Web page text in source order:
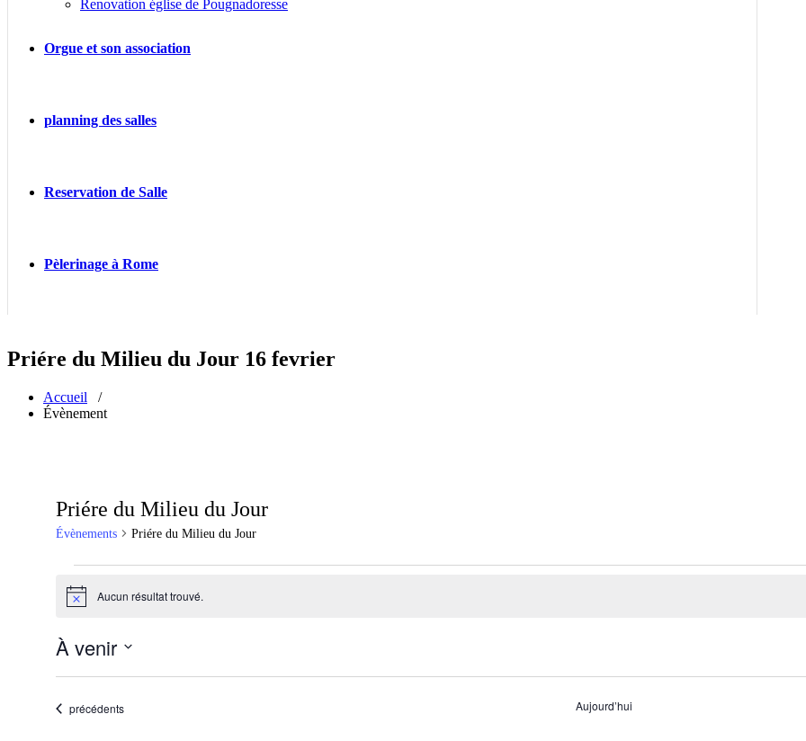
Renovation église de Pougnadoresse
Orgue et son association
planning des salles
Reservation de Salle
Pèlerinage à Rome
Priére du Milieu du Jour 16 fevrier
Accueil /
Évènement
Priére du Milieu du Jour
Évènements Priére du Milieu du Jour
Notice Aucun résultat trouvé.
À venir
date.Évènements
précédents Aujourd’hui